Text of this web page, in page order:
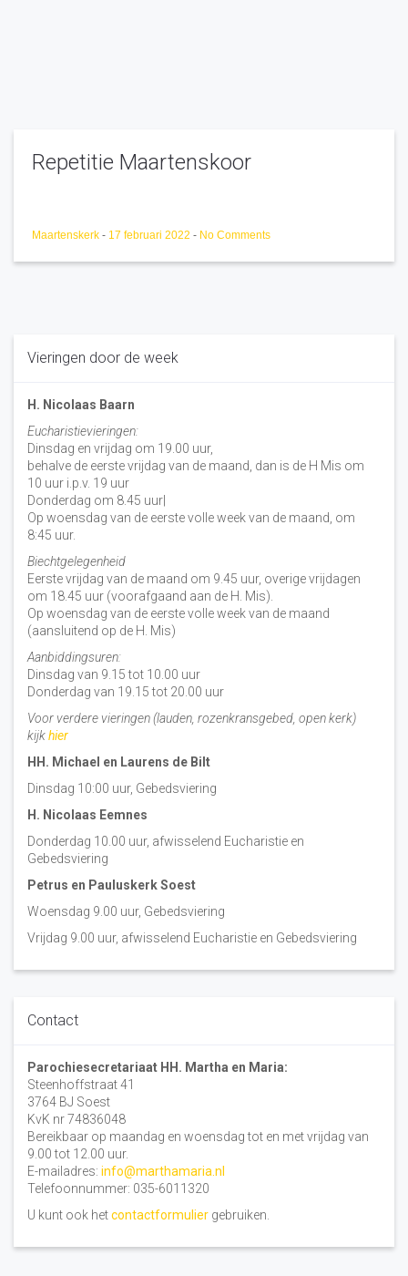
Repetitie Maartenskoor
Maartenskerk - 17 februari 2022 - No Comments
Vieringen door de week
H. Nicolaas Baarn
Eucharistievieringen:
Dinsdag en vrijdag om 19.00 uur,
behalve de eerste vrijdag van de maand, dan is de H Mis om
10 uur i.p.v. 19 uur
Donderdag om 8.45 uur|
Op woensdag van de eerste volle week van de maand, om
8:45 uur.
Biechtgelegenheid
Eerste vrijdag van de maand om 9.45 uur, overige vrijdagen
om 18.45 uur (voorafgaand aan de H. Mis).
Op woensdag van de eerste volle week van de maand
(aansluitend op de H. Mis)
Aanbiddingsuren:
Dinsdag van 9.15 tot 10.00 uur
Donderdag van 19.15 tot 20.00 uur
Voor verdere vieringen (lauden, rozenkransgebed, open kerk)
kijkhier
HH. Michael en Laurens de Bilt
Dinsdag 10:00 uur, Gebedsviering
H. Nicolaas Eemnes
Donderdag 10.00 uur, afwisselend Eucharistie en
Gebedsviering
Petrus en Pauluskerk Soest
Woensdag 9.00 uur, Gebedsviering
Vrijdag 9.00 uur, afwisselend Eucharistie en Gebedsviering
Contact
Parochiesecretariaat HH. Martha en Maria:
Steenhoffstraat 41
3764 BJ Soest
KvK nr 74836048
Bereikbaar op maandag en woensdag tot en met vrijdag van
9.00 tot 12.00 uur.
E-mailadres: info@marthamaria.nl
Telefoonnummer: 035-6011320
U kunt ook hetcontactformulier gebruiken.